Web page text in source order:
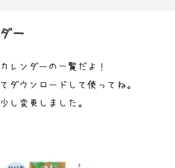
ー
レンダーの一覧だよ！
ダウンロードして使ってね。
し変更しました。